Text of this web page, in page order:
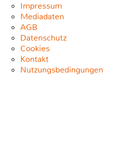
Impressum
Mediadaten
AGB
Datenschutz
Cookies
Kontakt
Nutzungsbedingungen